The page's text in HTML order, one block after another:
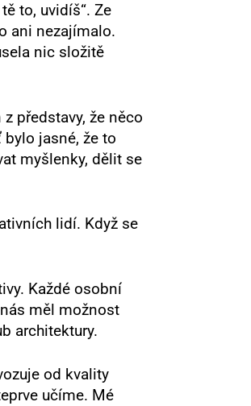
to, uvidíš“. Ze
ani nezajímalo.
nic složitě
představy, že něco
jasné, že to
myšlenky, dělit se
lidí. Když se
Každé osobní
měl možnost
architektury.
od kvality
učíme. Mé